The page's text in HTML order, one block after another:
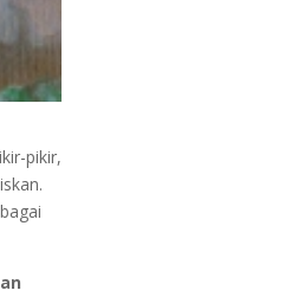
pikir,